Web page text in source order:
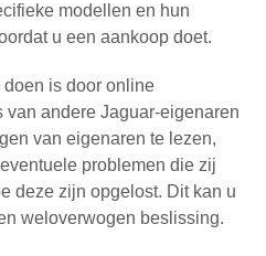
modellen en hun
u een aankoop doet.
doen is door online
andere Jaguar-eigenaren
van eigenaren te lezen,
problemen die zij
deze zijn opgelost. Dit kan u
weloverwogen beslissing.